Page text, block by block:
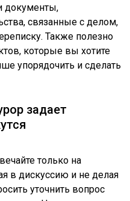
документы,
связанные с делом,
Также полезно
которые вы хотите
упорядочить и сделать
задает
только на
в дискуссию и не делая
уточнить вопрос